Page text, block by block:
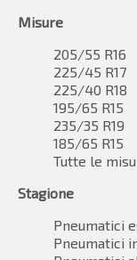
Misure
205/55 R16
225/45 R17
225/40 R18
195/65 R15
235/35 R19
185/65 R15
Tutte le
Stagione
Pneumatici
Pneumatici